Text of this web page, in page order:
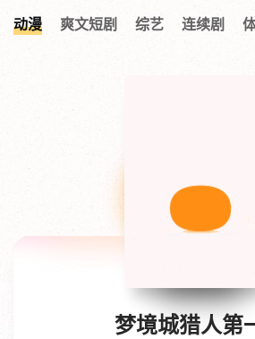
动漫 爽文短剧 综艺 连续剧
暂无观看影片的记录
梦境城猎人第